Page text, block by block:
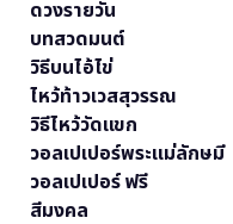
ดวงรายวัน
บทสวดมนต์
วิธีบนไอ้ไข่
ไหว้ท้าวเวสสุวรรณ
วิธีไหว้วัดแขก
วอลเปเปอร์พระแม่ลักษมี
วอลเปเปอร์ ฟรี
สีมงคล